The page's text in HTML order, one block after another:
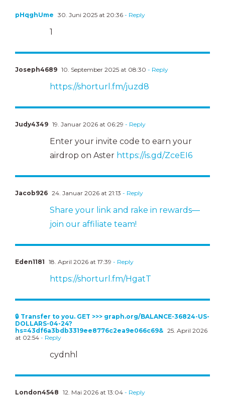
pHqghUme 30. Juni 2025 at 20:36- Reply
1
Joseph4689 10. September 2025 at 08:30 - Reply
https://shorturl.fm/juzd8
Judy4349 19. Januar 2026 at 06:29 - Reply
Enter your invite code to earn your
airdrop on Aster https://is.gd/ZceEI6
Jacob926 24. Januar 2026 at 21:13 - Reply
Share your link and rake in rewards—
join our affiliate team!
Eden1181 18. April 2026 at 17:39 - Reply
https://shorturl.fm/HgatT
🔒 Transfer to you. GET >>> graph.org/BALANCE-36824-US-
DOLLARS-04-24?
hs=43df6a3bdb3319ee8776c2ea9e066c69& 25. April 2026
at 02:54- Reply
cydnhl
London4548 12. Mai 2026 at 13:04- Reply